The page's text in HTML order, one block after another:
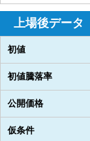
上場後データ
初値
初値騰落率
公開価格
仮条件